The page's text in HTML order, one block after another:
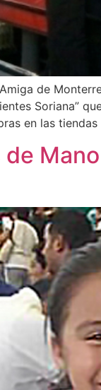
de
Soriana”
en las